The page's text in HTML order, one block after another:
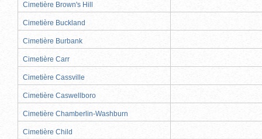
Cimetière Brown's Hill
Cimetière Buckland
Cimetière Burbank
Cimetière Carr
Cimetière Cassville
Cimetière Caswellboro
Cimetière Chamberlin-Washburn
Cimetière Child